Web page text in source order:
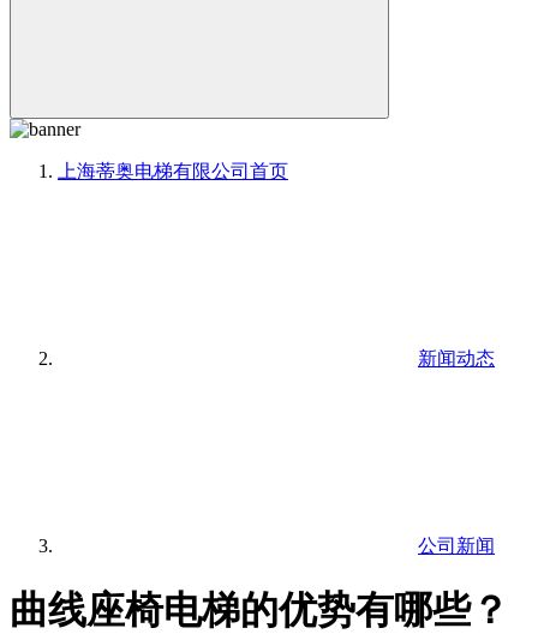
上海蒂奥电梯有限公司 首页
新闻动态
公司新闻
曲线座椅电梯的优势有哪些？